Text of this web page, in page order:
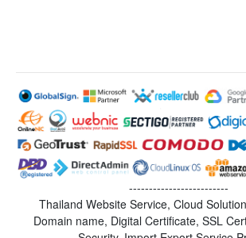
-------------------------
Thailand Website Service, Cloud
Domain name, Digital Certificate, SSL